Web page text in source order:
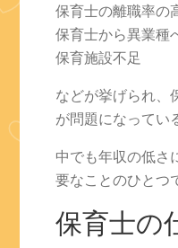
保育士の離職率の
保育士から異業種
保育施設不足
などが挙げられ、
が問題になってい
中でも年収の低さ
要なことのひとつ
保育士の